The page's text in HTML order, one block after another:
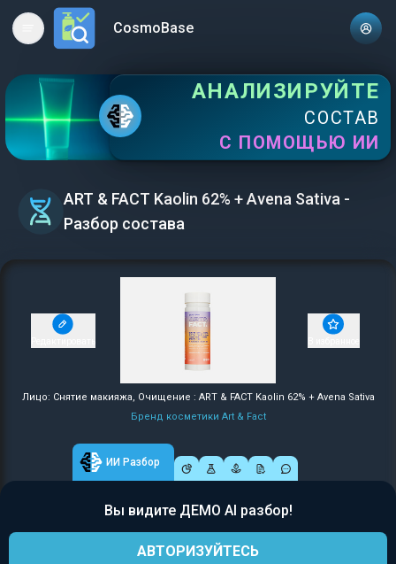
Open main menuCosmoBase
АНАЛИЗИРУЙТЕ
СОСТАВ
С ПОМОЩЬЮ ИИ
ART & FACT Kaolin 62% + Avena Sativa -
Разбор состава
Лицо: Снятие макияжа, Очищение : ART & FACT Kaolin 62% + Avena Sativa
Бренд косметики Art & Fact
ИИ Разбор
Вы видите ДЕМО AI разбор!
АВТОРИЗУЙТЕСЬ